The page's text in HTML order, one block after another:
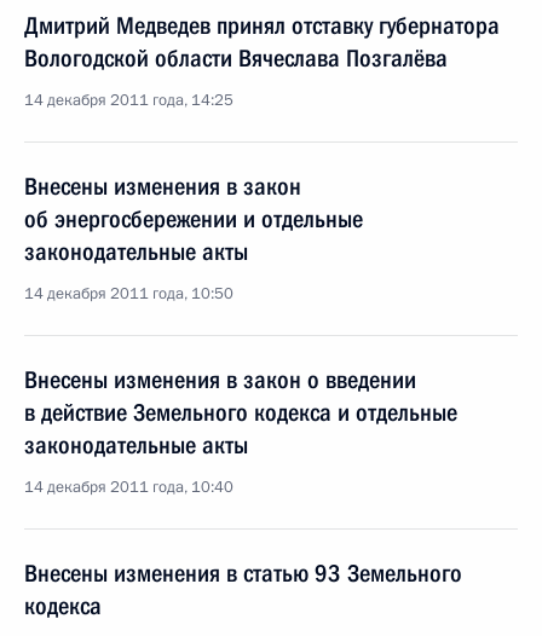
Дмитрий Медведев принял отставку губернатора
Вологодской области Вячеслава Позгалёва
14 декабря 2011 года, 14:25
Внесены изменения в закон
об энергосбережении и отдельные
законодательные акты
14 декабря 2011 года, 10:50
Внесены изменения в закон о введении
в действие Земельного кодекса и отдельные
законодательные акты
14 декабря 2011 года, 10:40
Внесены изменения в статью 93 Земельного
кодекса